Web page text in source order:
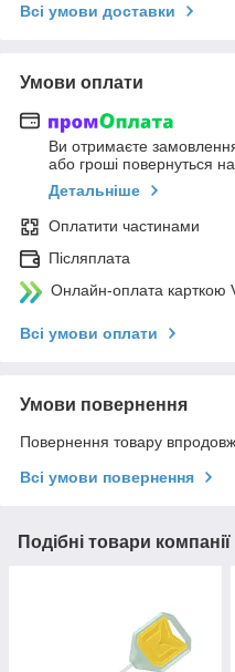
Всі умови доставки
Умови оплати
Ви отримаєте
або гроші повернуться
Детальніше
Оплатити частинами
Післяплата
Онлайн-оплата карткою
Всі умови оплати
Умови повернення
Повернення товару
Всі умови повернення
Подібні товари компанії